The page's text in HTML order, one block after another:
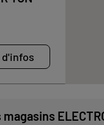
d'infos
magasins